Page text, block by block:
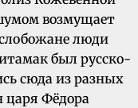
возмущает
люди
был русско-
сюда из разных
царя Фёдора